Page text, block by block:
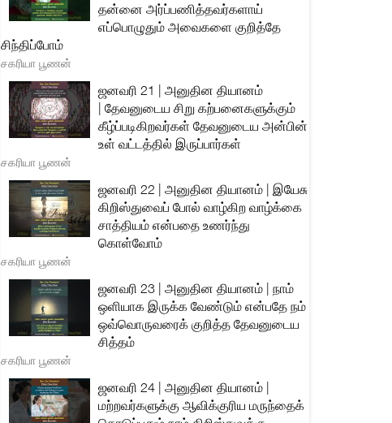
தன்னை அர்ப்பணித்தவர்களாய்
எப்பொழுதும் அவைகளை குறித்தே
சிந்திப்போம்
சகரியா பூணன்
ஜனவரி 21 | அனுதின தியானம்
| தேவனுடைய சிறு கற்பனைகளுக்கும்
கீழ்ப்படிகிறவர்கள் தேவனுடைய அன்பின்
உள் வட்டத்தில் இருப்பார்கள்
சகரியா பூணன்
ஜனவரி 22 | அனுதின தியானம் | இயேசு
கிறிஸ்துவைப் போல் வாழ்கிற வாழ்க்கை
சாத்தியம் என்பதை உணர்ந்து
கொள்வோம்
சகரியா பூணன்
ஜனவரி 23 | அனுதின தியானம் | நாம்
ஒளியாக இருக்க வேண்டும் என்பதே நம்
ஒவ்வொருவரைக் குறித்த தேவனுடைய
சித்தம்
சகரியா பூணன்
ஜனவரி 24 | அனுதின தியானம் |
மற்றவர்களுக்கு ஆவிக்குரிய மருந்தைக்